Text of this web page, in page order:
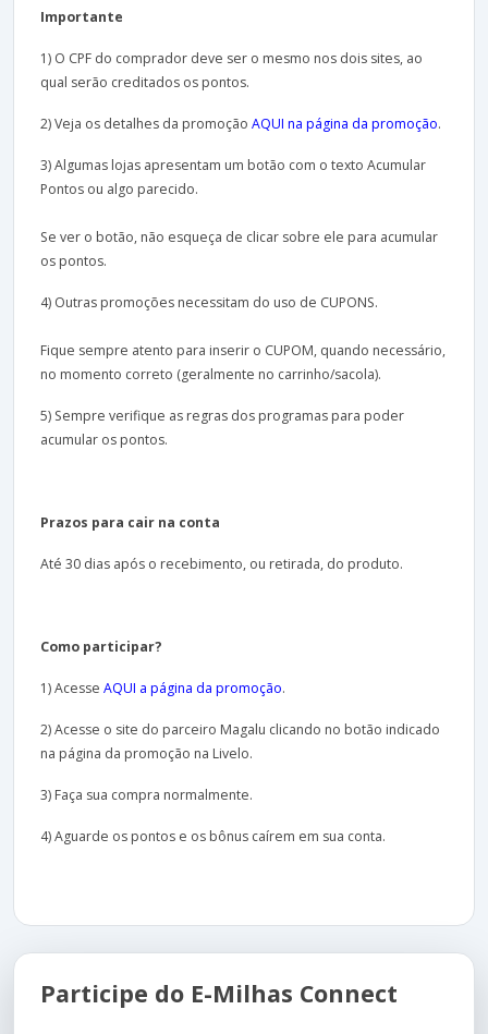
Importante
1) O CPF do comprador deve ser o mesmo nos dois sites, ao
qual serão creditados os pontos.
2) Veja os detalhes da promoção AQUI na página da promoção.
3) Algumas lojas apresentam um botão com o texto Acumular
Pontos ou algo parecido.
Se ver o botão, não esqueça de clicar sobre ele para acumular
os pontos.
4) Outras promoções necessitam do uso de CUPONS.
Fique sempre atento para inserir o CUPOM, quando necessário,
no momento correto (geralmente no carrinho/sacola).
5) Sempre verifique as regras dos programas para poder
acumular os pontos.
Prazos para cair na conta
Até 30 dias após o recebimento, ou retirada, do produto.
Como participar?
1) Acesse AQUI a página da promoção.
2) Acesse o site do parceiro Magalu clicando no botão indicado
na página da promoção na Livelo.
3) Faça sua compra normalmente.
4) Aguarde os pontos e os bônus caírem em sua conta.
Participe do E-Milhas Connect